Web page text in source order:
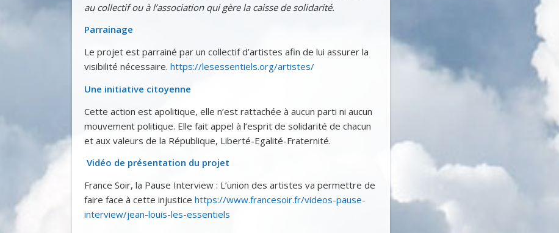
au collectif ou à l’association qui gère la caisse de solidarité.
Parrainage
Le projet est parrainé par un collectif d’artistes afin de lui assurer la
visibilité nécessaire. https://lesessentiels.org/artistes/
Une initiative citoyenne
Cette action est apolitique, elle n’est rattachée à aucun parti ni aucun
mouvement politique. Elle fait appel à l’esprit de solidarité de chacun
et aux valeurs de la République, Liberté-Egalité-Fraternité.
Vidéo de présentation du projet
France Soir, la Pause Interview : L’union des artistes va permettre de
faire face à cette injustice https://www.francesoir.fr/videos-pause-
interview/jean-louis-les-essentiels